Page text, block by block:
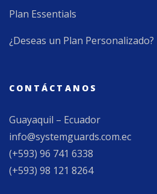
Plan Essentials
¿Deseas un Plan Personalizado?
CONTÁCTANOS
Guayaquil – Ecuador
info@systemguards.com.ec
(+593) 96 741 6338
(+593) 98 121 8264